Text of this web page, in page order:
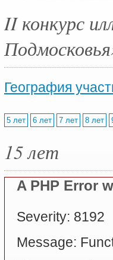
II конкурс
География
5 лет 6 лет 7 лет 8 лет
15 лет
A PHP Error
Severity: 8192
Message: